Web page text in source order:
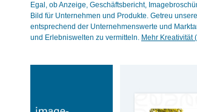
Egal, ob Anzeige, Geschäftsbericht,
Bild für Unternehmen und Produkte. Getreu
entsprechend der Unternehmenswerte und
und Erlebniswelten zu vermitteln. Mehr Kreativität